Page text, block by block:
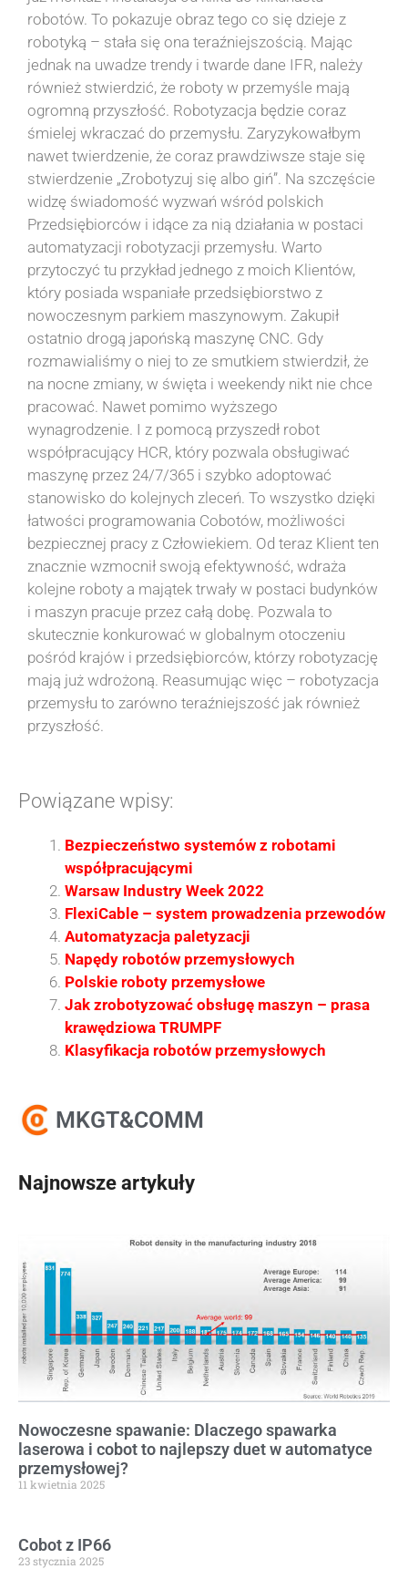
robotów. To pokazuje obraz tego co się dzieje z
robotyką – stała się ona teraźniejszością. Mając
jednak na uwadze trendy i twarde dane IFR, należy
również stwierdzić, że roboty w przemyśle mają
ogromną przyszłość. Robotyzacja będzie coraz
śmielej wkraczać do przemysłu. Zaryzykowałbym
nawet twierdzenie, że coraz prawdziwsze staje się
stwierdzenie „Zrobotyzuj się albo giń”. Na szczęście
widzę świadomość wyzwań wśród polskich
Przedsiębiorców i idące za nią działania w postaci
automatyzacji robotyzacji przemysłu. Warto
przytoczyć tu przykład jednego z moich Klientów,
który posiada wspaniałe przedsiębiorstwo z
nowoczesnym parkiem maszynowym. Zakupił
ostatnio drogą japońską maszynę CNC. Gdy
rozmawialiśmy o niej to ze smutkiem stwierdził, że
na nocne zmiany, w święta i weekendy nikt nie chce
pracować. Nawet pomimo wyższego
wynagrodzenie. I z pomocą przyszedł robot
współpracujący HCR, który pozwala obsługiwać
maszynę przez 24/7/365 i szybko adoptować
stanowisko do kolejnych zleceń. To wszystko dzięki
łatwości programowania Cobotów, możliwości
bezpiecznej pracy z Człowiekiem. Od teraz Klient ten
znacznie wzmocnił swoją efektywność, wdraża
kolejne roboty a majątek trwały w postaci budynków
i maszyn pracuje przez całą dobę. Pozwala to
skutecznie konkurować w globalnym otoczeniu
pośród krajów i przedsiębiorców, którzy robotyzację
mają już wdrożoną. Reasumując więc – robotyzacja
przemysłu to zarówno teraźniejszość jak również
przyszłość.
Powiązane wpisy:
Bezpieczeństwo systemów z robotami
współpracującymi
Warsaw Industry Week 2022
FlexiCable – system prowadzenia przewodów
Automatyzacja paletyzacji
Napędy robotów przemysłowych
Polskie roboty przemysłowe
Jak zrobotyzować obsługę maszyn – prasa
krawędziowa TRUMPF
Klasyfikacja robotów przemysłowych
MKGT&COMM
Najnowsze artykuły
Nowoczesne spawanie: Dlaczego spawarka
laserowa i cobot to najlepszy duet w automatyce
przemysłowej?
11 kwietnia 2025
Cobot z IP66
23 stycznia 2025